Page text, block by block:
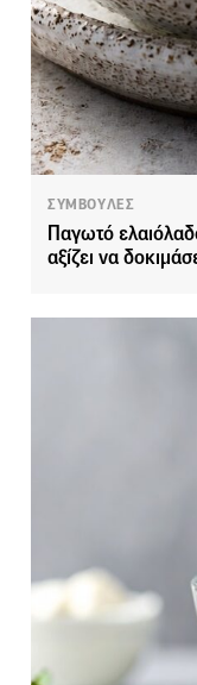
ΣΥΜΒΟΥΛΕΣ
Παγωτό
αξίζει να